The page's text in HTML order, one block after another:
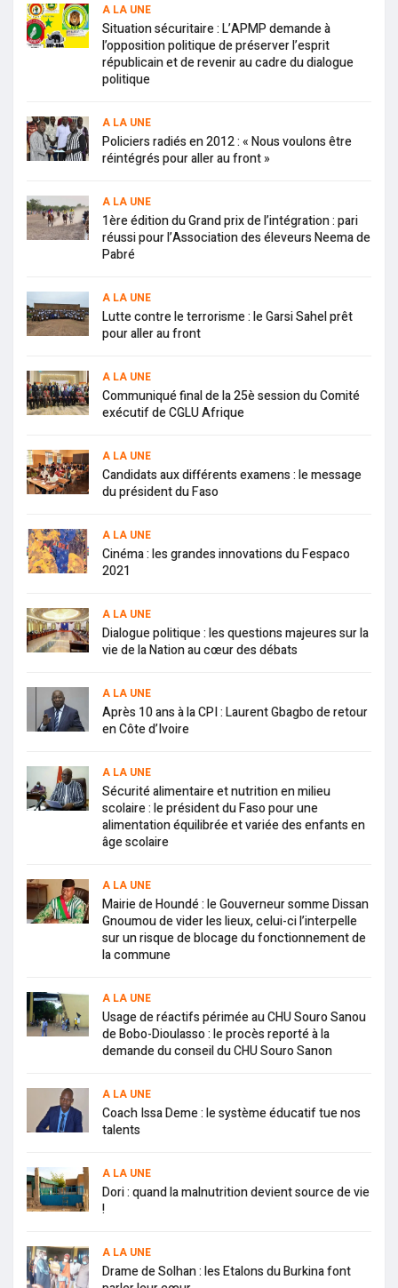
A LA UNE
Situation sécuritaire : L’APMP demande à
l’opposition politique de préserver l’esprit
républicain et de revenir au cadre du dialogue
politique
A LA UNE
Policiers radiés en 2012 : « Nous voulons être
réintégrés pour aller au front »
A LA UNE
1ère édition du Grand prix de l’intégration : pari
réussi pour l’Association des éleveurs Neema de
Pabré
A LA UNE
Lutte contre le terrorisme : le Garsi Sahel prêt
pour aller au front
A LA UNE
Communiqué final de la 25è session du Comité
exécutif de CGLU Afrique
A LA UNE
Candidats aux différents examens : le message
du président du Faso
A LA UNE
Cinéma : les grandes innovations du Fespaco
2021
A LA UNE
Dialogue politique : les questions majeures sur la
vie de la Nation au cœur des débats
A LA UNE
Après 10 ans à la CPI : Laurent Gbagbo de retour
en Côte d’Ivoire
A LA UNE
Sécurité alimentaire et nutrition en milieu
scolaire : le président du Faso pour une
alimentation équilibrée et variée des enfants en
âge scolaire
A LA UNE
Mairie de Houndé : le Gouverneur somme Dissan
Gnoumou de vider les lieux, celui-ci l’interpelle
sur un risque de blocage du fonctionnement de
la commune
A LA UNE
Usage de réactifs périmée au CHU Souro Sanou
de Bobo-Dioulasso : le procès reporté à la
demande du conseil du CHU Souro Sanon
A LA UNE
Coach Issa Deme : le système éducatif tue nos
talents
A LA UNE
Dori : quand la malnutrition devient source de vie
!
A LA UNE
Drame de Solhan : les Etalons du Burkina font